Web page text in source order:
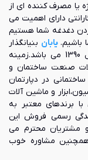
یا مصرف کننده ای از
دارای اهمیت می
دغدغه شما هستیم
باشیم.یابان بنیانگذار
بازار آنلاین محصولات صنعت ساختمان از سال 1390 می باشد.زمینه
صنعت ساختمان و
در دپارتمان
و ماشین آلات
با برندهای معتبر به
رسمی فروش این
و مشتریان محترم می
همچنین مشاوره خوب